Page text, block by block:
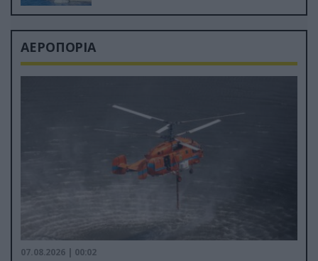
ΑΕΡΟΠΟΡΙΑ
07.08.2026 | 00:02